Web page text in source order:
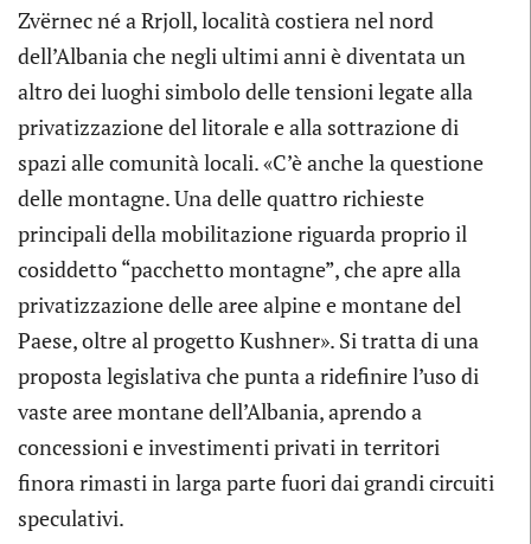
Zvërnec né a Rrjoll, località costiera nel nord
dell’Albania che negli ultimi anni è diventata un
altro dei luoghi simbolo delle tensioni legate alla
privatizzazione del litorale e alla sottrazione di
spazi alle comunità locali. «C’è anche la questione
delle montagne. Una delle quattro richieste
principali della mobilitazione riguarda proprio il
cosiddetto “pacchetto montagne”, che apre alla
privatizzazione delle aree alpine e montane del
Paese, oltre al progetto Kushner». Si tratta di una
proposta legislativa che punta a ridefinire l’uso di
vaste aree montane dell’Albania, aprendo a
concessioni e investimenti privati in territori
finora rimasti in larga parte fuori dai grandi circuiti
speculativi.